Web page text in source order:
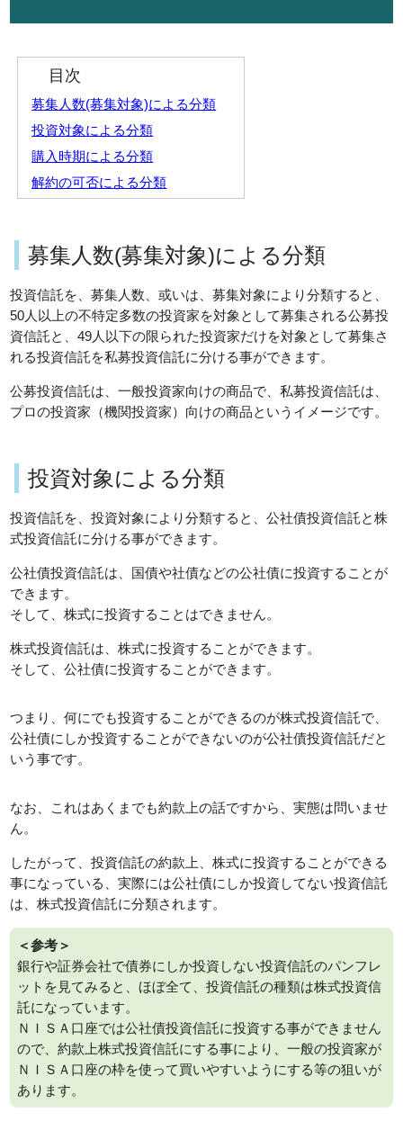
目次
募集人数(募集対象)による分類
投資対象による分類
購入時期による分類
解約の可否による分類
募集人数(募集対象)による分類
投資信託を、募集人数、或いは、募集対象により分類すると、
50人以上の不特定多数の投資家を対象として募集される公募投
資信託と、49人以下の限られた投資家だけを対象として募集さ
れる投資信託を私募投資信託に分ける事ができます。
公募投資信託は、一般投資家向けの商品で、私募投資信託は、
プロの投資家（機関投資家）向けの商品というイメージです。
投資対象による分類
投資信託を、投資対象により分類すると、公社債投資信託と株
式投資信託に分ける事ができます。
公社債投資信託は、国債や社債などの公社債に投資することが
できます。
そして、株式に投資することはできません。
株式投資信託は、株式に投資することができます。
そして、公社債に投資することができます。
つまり、何にでも投資することができるのが株式投資信託で、
公社債にしか投資することができないのが公社債投資信託だと
いう事です。
なお、これはあくまでも約款上の話ですから、実態は問いませ
ん。
したがって、投資信託の約款上、株式に投資することができる
事になっている、実際には公社債にしか投資してない投資信託
は、株式投資信託に分類されます。
＜参考＞
銀行や証券会社で債券にしか投資しない投資信託のパンフレ
ットを見てみると、ほぼ全て、投資信託の種類は株式投資信
託になっています。
ＮＩＳＡ口座では公社債投資信託に投資する事ができません
ので、約款上株式投資信託にする事により、一般の投資家が
ＮＩＳＡ口座の枠を使って買いやすいようにする等の狙いが
あります。